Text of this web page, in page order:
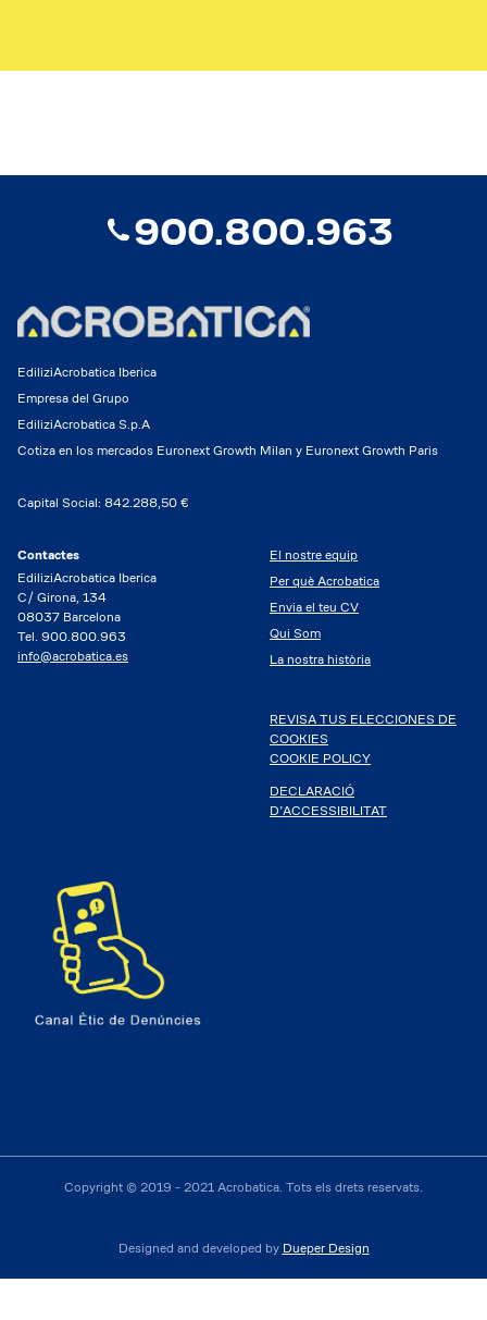
900.800.963
EdiliziAcrobatica Iberica
Empresa del Grupo
EdiliziAcrobatica S.p.A
Cotiza en los mercados Euronext Growth Milan y Euronext Growth Paris
Capital Social: 842.288,50 €
Contactes
EdiliziAcrobatica Iberica
C/ Girona, 134
08037 Barcelona
Tel. 900.800.963
info@acrobatica.es
El nostre equip
Per què Acrobatica
Envia el teu CV
Qui Som
La nostra història
REVISA TUS ELECCIONES DE
COOKIES
COOKIE POLICY
DECLARACIÓ
D’ACCESSIBILITAT
Copyright © 2019 - 2021 Acrobatica. Tots els drets reservats.
Designed and developed by Dueper Design